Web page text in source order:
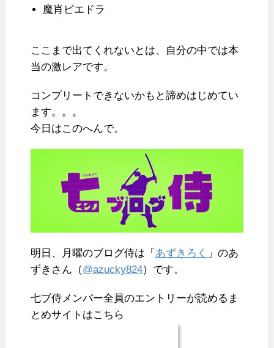
魔肖ピエドラ
ここまで出てくれないとは、自分の中では本
当の激レアです。
コンプリートできないかもと諦めはじめてい
ます。。。
今日はこのへんで。
明日、月曜のブログ侍は「 あずきろく
」のあ
ずきさん（@azucky824）です。
七ブ侍メンバー全員のエントリーが読めるま
とめサイトはこちら